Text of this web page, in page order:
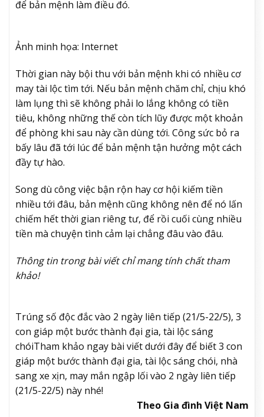
để bản mệnh làm điều đó.
Ảnh minh họa: Internet
Thời gian này bội thu với bản mệnh khi có nhiều cơ
may tài lộc tìm tới. Nếu bản mệnh chăm chỉ, chịu khó
làm lụng thì sẽ không phải lo lắng không có tiền
tiêu, không những thế còn tích lũy được một khoản
để phòng khi sau này cần dùng tới. Công sức bỏ ra
bấy lâu đã tới lúc để bản mệnh tận hưởng một cách
đầy tự hào.
Song dù công việc bận rộn hay cơ hội kiếm tiền
nhiều tới đâu, bản mệnh cũng không nên để nó lấn
chiếm hết thời gian riêng tư, để rồi cuối cùng nhiều
tiền mà chuyện tình cảm lại chẳng đâu vào đâu.
Thông tin trong bài viết chỉ mang tính chất tham
khảo!
Trúng số độc đắc vào 2 ngày liên tiếp (21/5-22/5), 3
con giáp một bước thành đại gia, tài lộc sáng
chóiTham khảo ngay bài viết dưới đây để biết 3 con
giáp một bước thành đại gia, tài lộc sáng chói, nhà
sang xe xịn, may mắn ngập lối vào 2 ngày liên tiếp
(21/5-22/5) này nhé!
Theo Gia đình Việt Nam